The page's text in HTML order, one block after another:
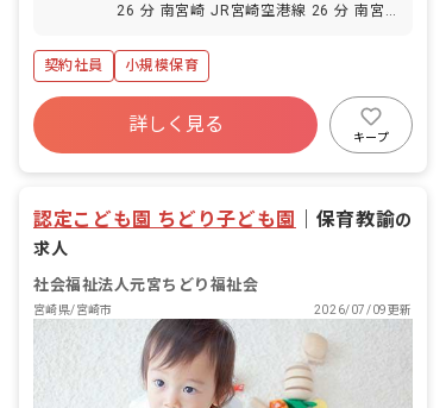
26 分 南宮崎 JR宮崎空港線 26 分 南宮
契約社員
小規模保育
詳しく見る
キープ
認定こども園 ちどり子ども園 保育教諭の
求人
社会福祉法人元宮ちどり福祉会
宮崎県/宮崎市 2026/07/09更新